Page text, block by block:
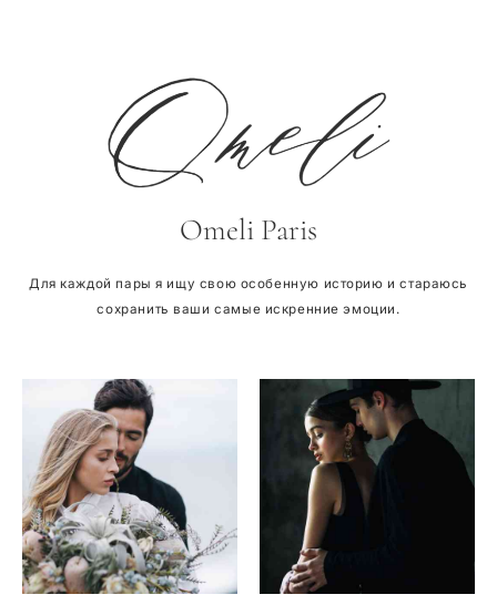
Omeli Paris
Для каждой пары я ищу свою особенную историю и стараюсь
сохранить ваши самые искренние эмоции.